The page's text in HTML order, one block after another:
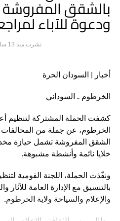
بالشقق المفروشة
ودعوة للآباء
نشرت منذ 13 ساعة
أخبار | السودان الحرة
الخرطوم ـ السوداني
كشفت الحملة المشتركة لتنظيم
الخرطوم، عن جملة من
الشقق المفروشة تشمل حيازة
خلايا نائمة وأنشطة مشبوهة.
ونفّذت الحملة، اللجنة القومية
بالتنسيق مع الإدارة العامة للآثار
والإعلام والسياحة ولاية الخرطوم.